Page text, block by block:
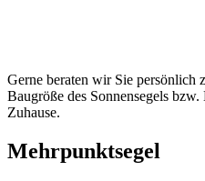
Gerne beraten wir Sie persönlich
Baugröße des Sonnensegels
Zuhause.
Mehrpunktsegel